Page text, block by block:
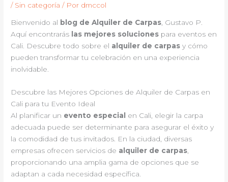
/ Sin categoría / Por dmccol
Bienvenido al blog de Alquiler de Carpas, Gustavo P.
Aquí encontrarás las mejores soluciones para eventos en
Cali. Descubre todo sobre el alquiler de carpas y cómo
pueden transformar tu celebración en una experiencia
inolvidable.
Descubre las Mejores Opciones de Alquiler de Carpas en
Cali para tu Evento Ideal
Al planificar un evento especial
en Cali, elegir la carpa
adecuada puede ser determinante para asegurar el éxito y
la comodidad de tus invitados. En la ciudad, diversas
empresas ofrecen servicios de alquiler de carpas
proporcionando una amplia gama de opciones que se
adaptan a cada necesidad específica.